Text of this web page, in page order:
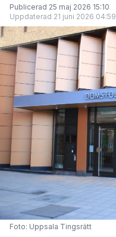
Publicerad 25 maj 2026 15:10
Uppdaterad 21 juni 2026 04:59
Foto: Uppsala Tingsrätt